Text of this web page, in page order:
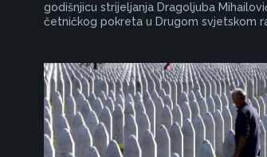
godišnjicu strijeljanja Dragoljuba
četničkog pokreta u Drugom svjetskom